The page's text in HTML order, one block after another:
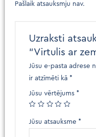
Pašlaik atsauksmju nav.
Uzraksti
“Virtulis ar
Jūsu e-pasta adrese
ir atzīmēti kā*
Jūsu vērtējums*
Jūsu atsauksme*